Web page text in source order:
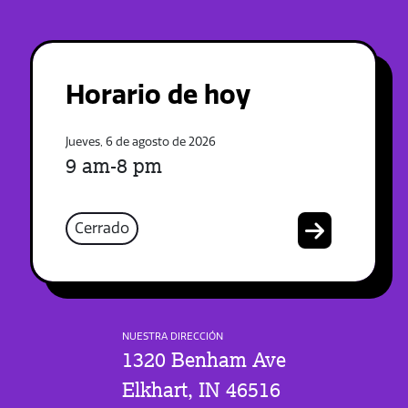
Horario de hoy
Jueves, 6 de agosto de 2026
9 am-8 pm
Cerrado
NUESTRA DIRECCIÓN
1320 Benham Ave
Elkhart, IN 46516